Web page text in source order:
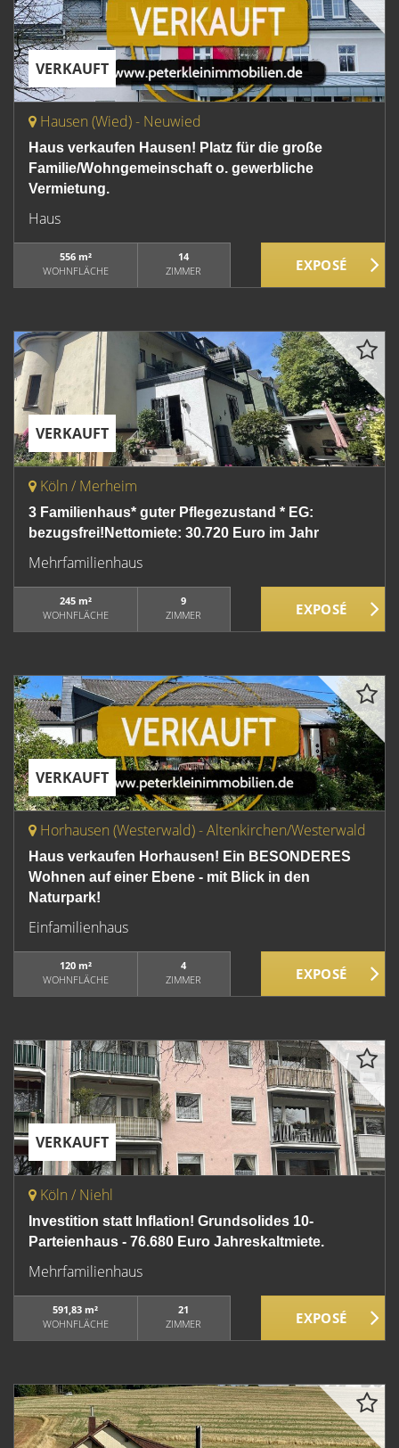
VERKAUFT
Hausen (Wied) - Neuwied
Haus verkaufen Hausen! Platz für die große
Familie/Wohngemeinschaft o. gewerbliche
Vermietung.
Haus
556 m²
WOHNFLÄCHE
14
ZIMMER
VERKAUFT
Köln / Merheim
3 Familienhaus* guter Pflegezustand * EG:
bezugsfrei!Nettomiete: 30.720 Euro im Jahr
Mehrfamilienhaus
245 m²
WOHNFLÄCHE
9
ZIMMER
VERKAUFT
Horhausen (Westerwald) - Altenkirchen/Westerwald
Haus verkaufen Horhausen! Ein BESONDERES
Wohnen auf einer Ebene - mit Blick in den
Naturpark!
Einfamilienhaus
120 m²
WOHNFLÄCHE
4
ZIMMER
VERKAUFT
Köln / Niehl
Investition statt Inflation! Grundsolides 10-
Parteienhaus - 76.680 Euro Jahreskaltmiete.
Mehrfamilienhaus
591,83 m²
WOHNFLÄCHE
21
ZIMMER